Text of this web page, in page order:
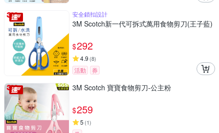
安全鎖扣設計
3M Scotch新一代可拆式萬用食物剪刀(王子藍)
$292
4.9 (8)
活動 券
3M Scotch 寶寶食物剪刀-公主粉
$259
5 (1)